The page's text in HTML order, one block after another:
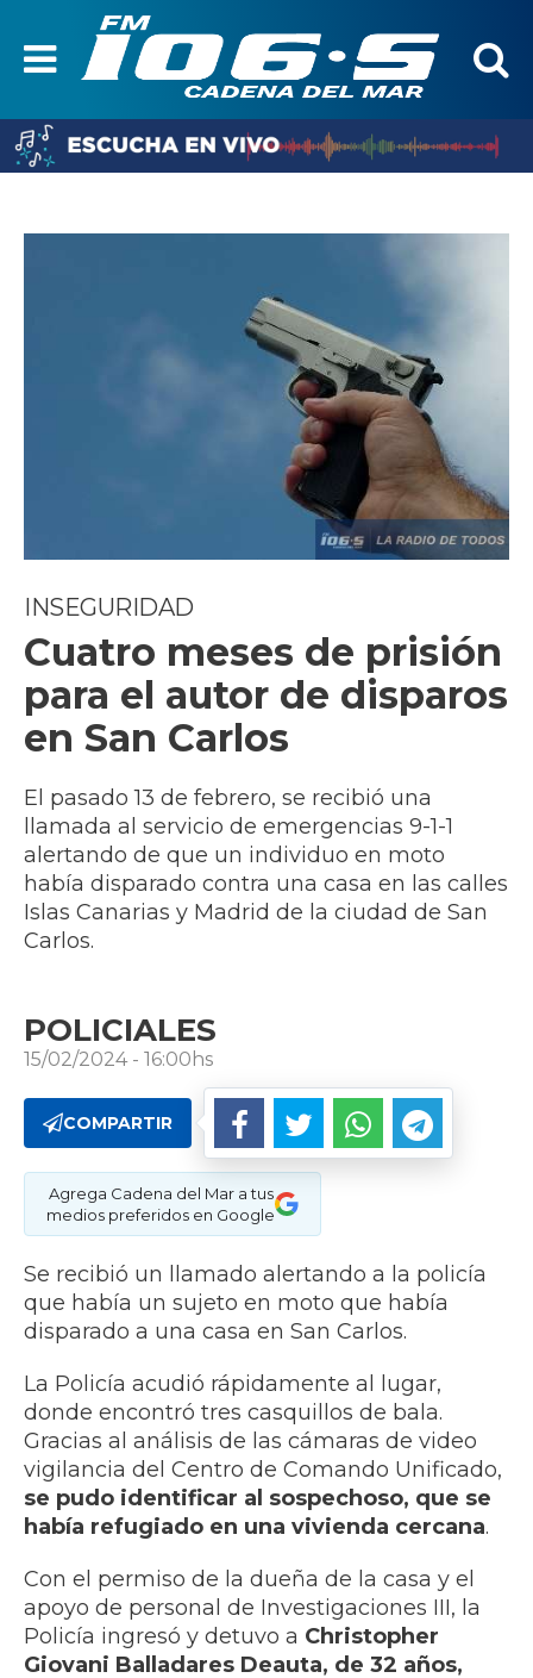
INSEGURIDAD
Cuatro meses de prisión
para el autor de disparos
en San Carlos
El pasado 13 de febrero, se recibió una
llamada al servicio de emergencias 9-1-1
alertando de que un individuo en moto
había disparado contra una casa en las calles
Islas Canarias y Madrid de la ciudad de San
Carlos.
POLICIALES
15/02/2024 - 16:00hs
COMPARTIR
Agrega Cadena del Mar a tus
medios preferidos en Google
Se recibió un llamado alertando a la policía
que había un sujeto en moto que había
disparado a una casa en San Carlos.
La Policía acudió rápidamente al lugar,
donde encontró tres casquillos de bala.
Gracias al análisis de las cámaras de video
vigilancia del Centro de Comando Unificado,
se pudo identificar al sospechoso, que se
había refugiado en una vivienda cercana.
Con el permiso de la dueña de la casa y el
apoyo de personal de Investigaciones III, la
Policía ingresó y detuvo a Christopher
Giovani Balladares Deauta, de 32 años,